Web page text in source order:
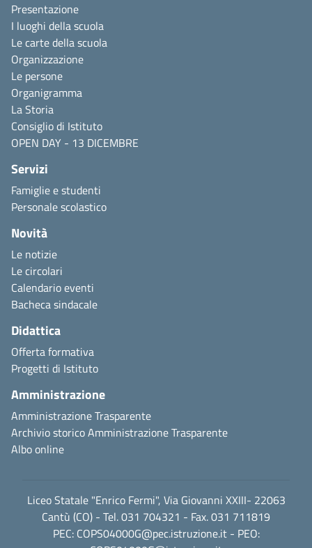
Presentazione
I luoghi della scuola
Le carte della scuola
Organizzazione
Le persone
Organigramma
La Storia
Consiglio di Istituto
OPEN DAY - 13 DICEMBRE
Servizi
Famiglie e studenti
Personale scolastico
Novità
Le notizie
Le circolari
Calendario eventi
Bacheca sindacale
Didattica
Offerta formativa
Progetti di Istituto
Amministrazione
Amministrazione Trasparente
Archivio storico Amministrazione Trasparente
Albo online
Liceo Statale "Enrico Fermi", Via Giovanni XXIII- 22063
Cantù (CO) - Tel. 031 704321 - Fax. 031 711819
PEC: COPS04000G@pec.istruzione.it- PEO: